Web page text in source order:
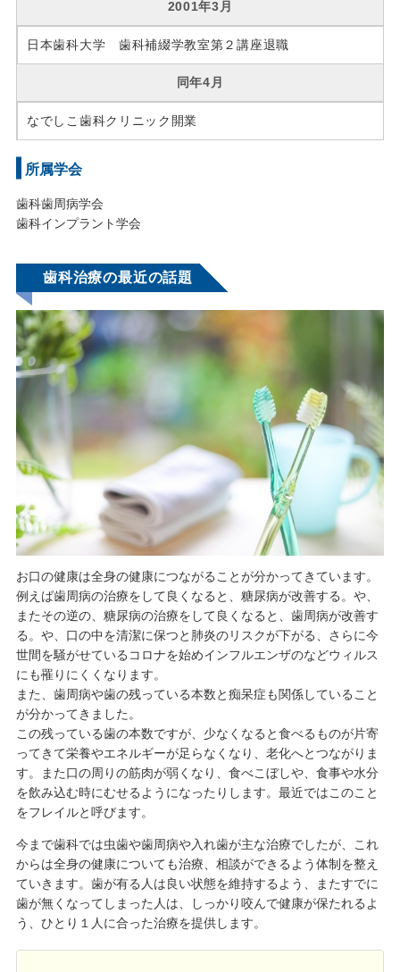
2001年3月
日本歯科大学 歯科補綴学教室第２講座退職
同年4月
なでしこ歯科クリニック開業
所属学会
歯科歯周病学会
歯科インプラント学会
歯科治療の最近の話題
お口の健康は全身の健康につながることが分かってきています。
例えば歯周病の治療をして良くなると、糖尿病が改善する。や、
またその逆の、糖尿病の治療をして良くなると、歯周病が改善す
る。や、口の中を清潔に保つと肺炎のリスクが下がる、さらに今
世間を騒がせているコロナを始めインフルエンザのなどウィルス
にも罹りにくくなります。
また、歯周病や歯の残っている本数と痴呆症も関係していること
が分かってきました。
この残っている歯の本数ですが、少なくなると食べるものが片寄
ってきて栄養やエネルギーが足らなくなり、老化へとつながりま
す。また口の周りの筋肉が弱くなり、食べこぼしや、食事や水分
を飲み込む時にむせるようになったりします。最近ではこのこと
をフレイルと呼びます。
今まで歯科では虫歯や歯周病や入れ歯が主な治療でしたが、これ
からは全身の健康についても治療、相談ができるよう体制を整え
ていきます。歯が有る人は良い状態を維持するよう、またすでに
歯が無くなってしまった人は、しっかり咬んで健康が保たれるよ
う、ひとり１人に合った治療を提供します。